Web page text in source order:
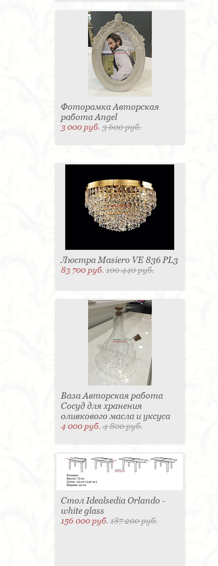
Фоторамка Авторская
работа Angel
3 000 руб.3 600 руб.
Люстра Masiero VE 836 PL3
83 700 руб.100 440 руб.
Ваза Авторская работа
Сосуд для хранения
оливкового масла и уксуса
4 000 руб.4 800 руб.
Стол Idealsedia Orlando -
white glass
156 000 руб.187 200 руб.